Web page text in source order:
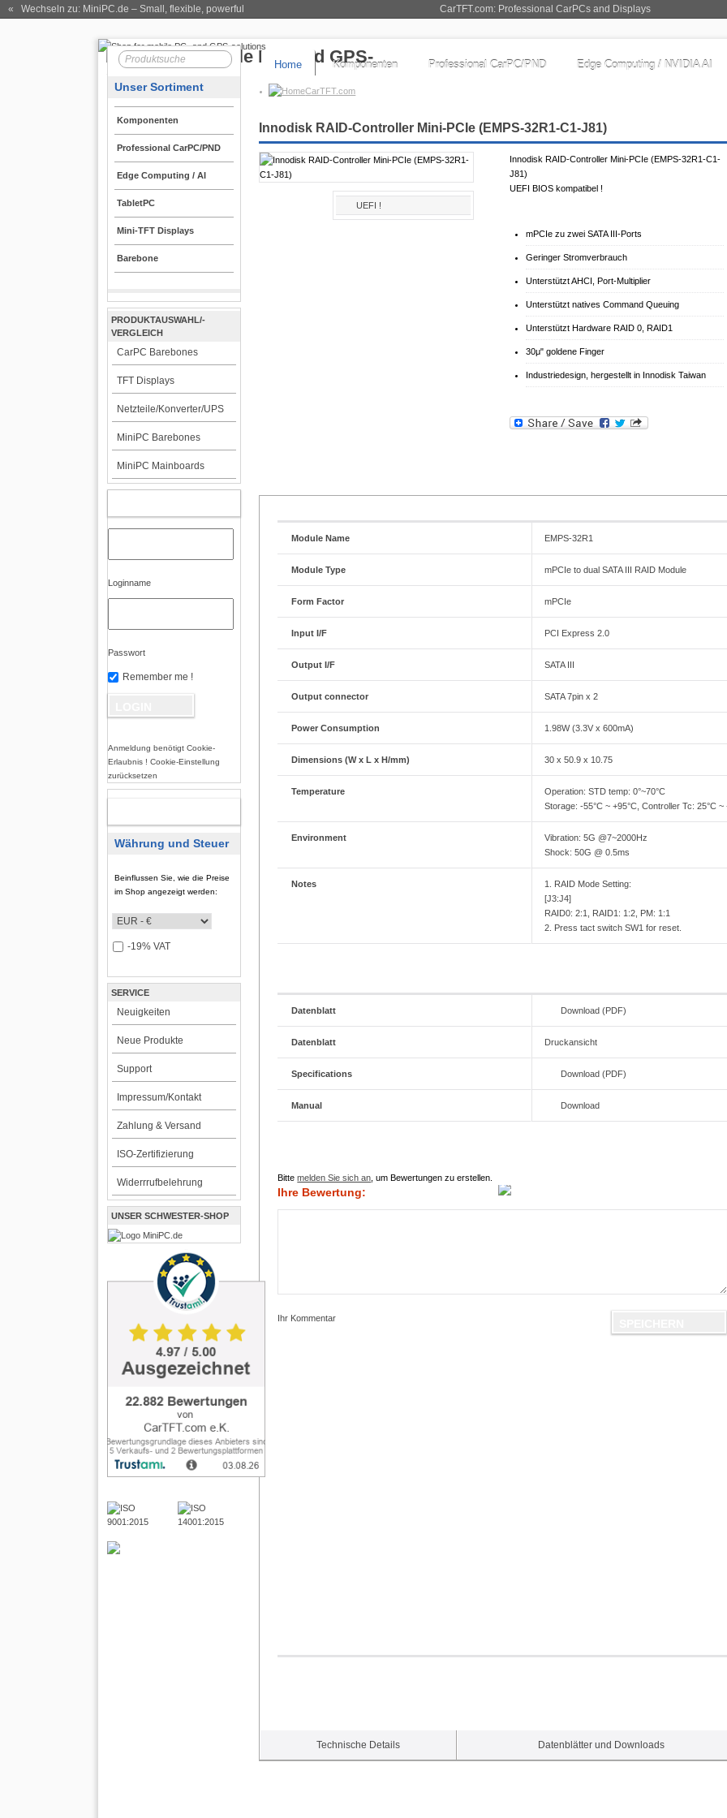
CarTFT.com: Professional CarPCs and Displays
« Wechseln zu: MiniPC.de – Small, flexible, powerful
Home Komponenten Professional CarPC/PND Edge Computing / NVIDIA AI
CarTFT.com
Unser Sortiment
Komponenten
Professional CarPC/PND
Edge Computing / AI
TabletPC
Mini-TFT Displays
Barebone
PRODUKTAUSWAHL/-
VERGLEICH
CarPC Barebones
TFT Displays
Netzteile/Konverter/UPS
MiniPC Barebones
MiniPC Mainboards
Loginname
Passwort
Remember me !
Anmeldung benötigt Cookie-
Erlaubnis ! Cookie-Einstellung
zurücksetzen
Währung und Steuer
Beinflussen Sie, wie die Preise
im Shop angezeigt werden:
-19% VAT
SERVICE
Neuigkeiten
Neue Produkte
Support
Impressum/Kontakt
Zahlung & Versand
ISO-Zertifizierung
Widerrrufbelehrung
UNSER SCHWESTER-SHOP
Innodisk RAID-Controller Mini-PCIe (EMPS-32R1-C1-J81)
UEFI !
Innodisk RAID-Controller Mini-PCIe (EMPS-32R1-C1-
J81)
UEFI BIOS kompatibel !
mPCIe zu zwei SATA III-Ports
Geringer Stromverbrauch
Unterstützt AHCI, Port-Multiplier
Unterstützt natives Command Queuing
Unterstützt Hardware RAID 0, RAID1
30μ" goldene Finger
Industriedesign, hergestellt in Innodisk Taiwan
Module Name EMPS-32R1
Module Type mPCIe to dual SATA III RAID Module
Form Factor mPCIe
Input I/F PCI Express 2.0
Output I/F SATA III
Output connector SATA 7pin x 2
Power Consumption 1.98W (3.3V x 600mA)
Dimensions (W x L x H/mm) 30 x 50.9 x 10.75
Temperature
Operation: STD temp: 0°~70°C
Storage: -55°C ~ +95°C, Controller Tc: 25°C ~
Environment
Vibration: 5G @7~2000Hz
Shock: 50G @ 0.5ms
Notes
1. RAID Mode Setting:
[J3:J4]
RAID0: 2:1, RAID1: 1:2, PM: 1:1
2. Press tact switch SW1 for reset.
Datenblatt Download (PDF)
Datenblatt Druckansicht
Specifications Download (PDF)
Manual Download
Bittemelden Sie sich an , um Bewertungen zu erstellen.
Ihre Bewertung:
Ihr Kommentar
Technische Details Datenblätter und Downloads